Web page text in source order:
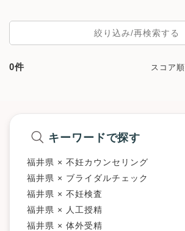
絞り込み/再検索する
0件 スコア順
キーワードで探す
福井県 × 不妊カウンセリング
福井県 × ブライダルチェック
福井県 × 不妊検査
福井県 × 人工授精
福井県 × 体外受精